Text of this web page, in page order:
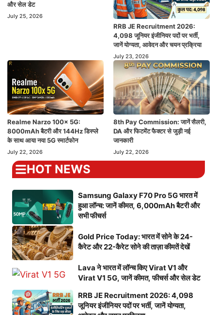
और सेल डेट
July 25, 2026
RRB JE Recruitment 2026:
4,098 जूनियर इंजीनियर पदों पर भर्ती,
जानें योग्यता, आवेदन और चयन प्रक्रिया
July 23, 2026
Realme Narzo 100x 5G:
8000mAh बैटरी और 144Hz डिस्प्ले
के साथ आया नया 5G स्मार्टफोन
July 22, 2026
8th Pay Commission: जानें सैलरी,
DA और फिटमेंट फैक्टर से जुड़ी नई
जानकारी
July 22, 2026
HOT NEWS
Samsung Galaxy F70 Pro 5G भारत में
हुआ लॉन्च: जानें कीमत, 6,000mAh बैटरी और
सभी फीचर्स
Gold Price Today: भारत में सोने के 24-
कैरेट और 22-कैरेट सोने की ताज़ा कीमतें देखें
Lava ने भारत में लॉन्च किए Virat V1 और
Virat V1 5G, जानें कीमत, फीचर्स और सेल डेट
RRB JE Recruitment 2026: 4,098
जूनियर इंजीनियर पदों पर भर्ती, जानें योग्यता,